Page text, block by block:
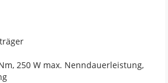
250 W max. Nenndauerleistung,